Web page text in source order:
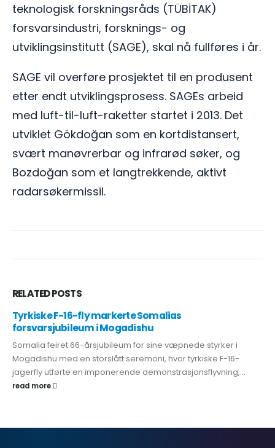
teknologisk forskningsråds (TÜBİTAK)
forsvarsindustri, forsknings- og
utviklingsinstitutt (SAGE), skal nå fullføres i år.
SAGE vil overføre prosjektet til en produsent
etter endt utviklingsprosess. SAGEs arbeid
med luft-til-luft-raketter startet i 2013. Det
utviklet Gökdoğan som en kortdistansert,
svært manøvrerbar og infrarød søker, og
Bozdoğan som et langtrekkende, aktivt
radarsøkermissil.
RELATEDPOSTS
Tyrkiske F-16-fly markerte Somalias
forsvarsjubileum i Mogadishu
Somalia feiret 66-årsjubileum for sine væpnede styrker i
Mogadishu med en storslått seremoni, hvor tyrkiske F-16-
jagerfly utførte en imponerende demonstrasjonsflyvning,...
read more